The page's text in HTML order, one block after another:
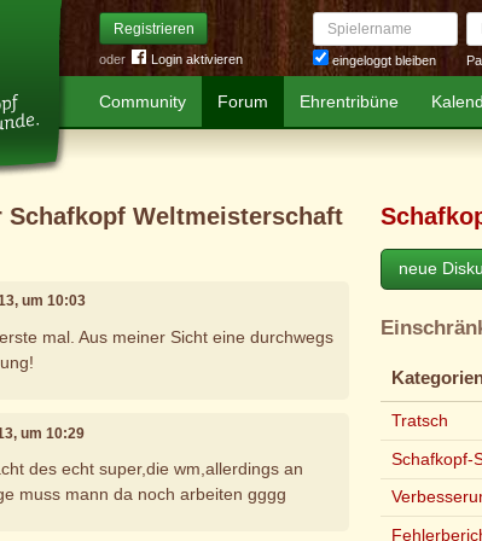
Registrieren
oder Login aktivieren
Spielername
eingeloggt bleiben
Community Forum Ehrentribüne
Schafkopf Weltmeisterschaft
um 10:03
mal. Aus meiner Sicht eine durchwegs
um 10:29
des echt super,die wm,allerdings an
muss mann da noch arbeiten gggg
neue
Tratsch
Schafkopf-